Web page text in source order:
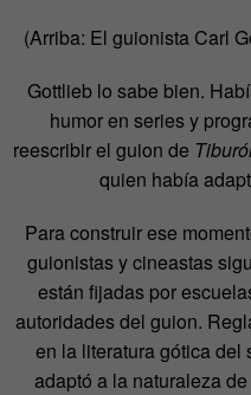
(Arriba: El guionista Carl
Gottlieb lo sabe bien.
humor en series y
reescribir el guion de
quien había
Para construir ese
guionistas y cineastas
están fijadas por
autoridades del guion.
en la literatura gótica
adaptó a la naturaleza